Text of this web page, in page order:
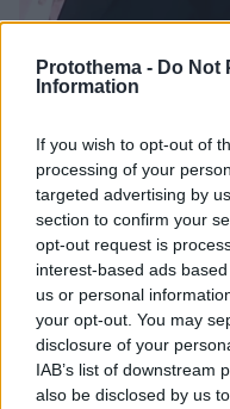
Protothema - Do Not
Information
If you wish to opt-out of
processing of your
targeted advertising by
section to confirm your
opt-out request is
interest-based ads
us or personal
your opt-out. You may
disclosure of your
IAB’s list of downstream
also be disclosed by us
«Μικρό Ταρανδάκι»
Η δικηγόρος Λόρα Ρέι
Φιόνα Χάρβεϊ - Είμαι
06.06.2024, 13:08